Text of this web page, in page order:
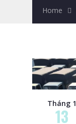
Home
Tháng 1
13